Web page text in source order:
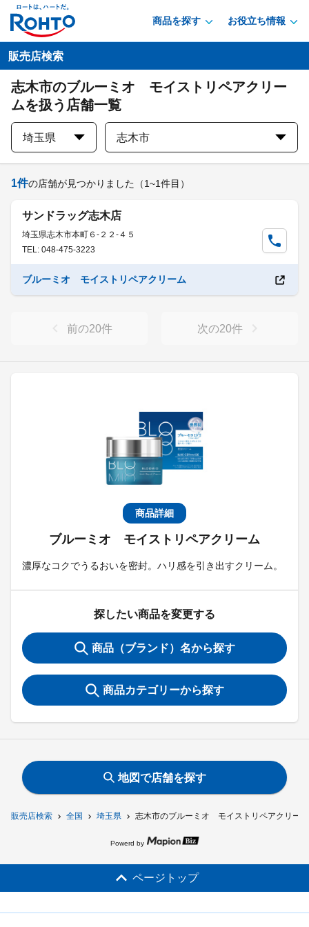
商品を探す お役立ち情報
販売店検索 全国 埼玉県 志木市のブルーミオ モイストリペアクリー
販売店検索
志木市のブルーミオ モイストリペアクリー
ムを扱う店舗一覧
埼玉県 志木市
商品詳細
ブルーミオ モイストリペアクリーム
濃厚なコクでうるおいを密封。ハリ感を引き出すクリーム。
探したい商品を変更する
商品（ブランド）名から探す
商品カテゴリーから探す
1件の店舗が見つかりました （1~1件目）
サンドラッグ志木店
埼玉県志木市本町６-２２-４５
TEL: 048-475-3223
ブルーミオ モイストリペアクリーム
前の20件 次の20件
地図で店舗を探す
Powerd by
ページトップ